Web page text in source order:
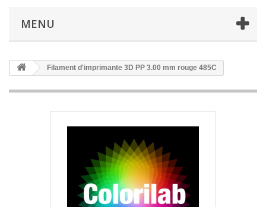
MENU
Filament d'imprimante 3D PP 3.00 mm rouge 485C